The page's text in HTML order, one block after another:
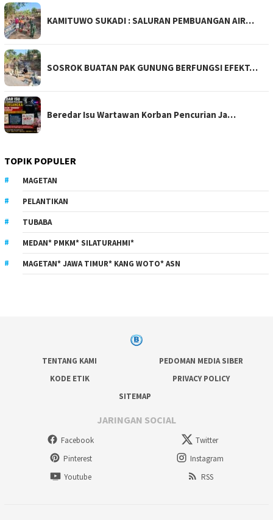
KAMITUWO SUKADI : SALURAN PEMBUANGAN AIR…
SOSROK BUATAN PAK GUNUNG BERFUNGSI EFEKT…
Beredar Isu Wartawan Korban Pencurian Ja…
TOPIK POPULER
MAGETAN
PELANTIKAN
TUBABA
MEDAN* PMKM* SILATURAHMI*
MAGETAN* JAWA TIMUR* KANG WOTO* ASN
TENTANG KAMI
PEDOMAN MEDIA SIBER
KODE ETIK
PRIVACY POLICY
SITEMAP
JARINGAN SOCIAL
Facebook
Twitter
Pinterest
Instagram
Youtube
RSS